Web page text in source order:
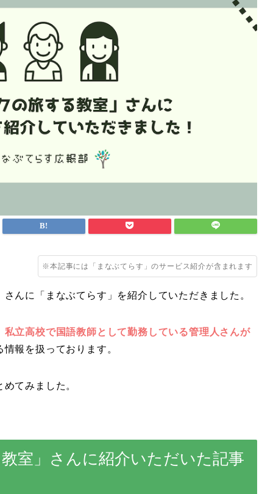
※本記事には「まなぶてらす」のサービス紹介が含まれます
さんに「まなぶてらす」を紹介していただきました。
私立高校で国語教師として勤務している管理人さんが
報を扱っております。
てみました。
室」さんに紹介いただいた記事